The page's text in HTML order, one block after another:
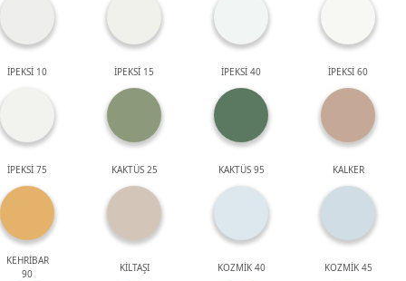
İPEKSİ 10 İPEKSİ 15 İPEKSİ 40 İPEKSİ 60
İPEKSİ 75 KAKTÜS 25 KAKTÜS 95 KALKER
KEHRİBAR
90
KİLTAŞI KOZMİK 40 KOZMİK 45